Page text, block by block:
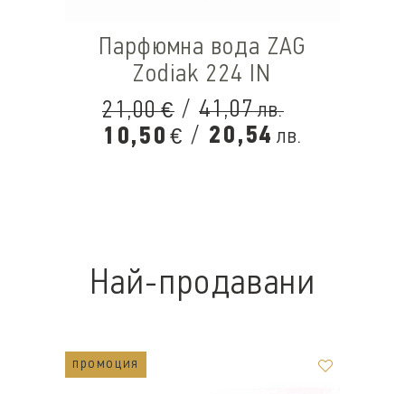
Парфюмна вода ZAG
Zodiak 224 IN
21,00€ / 41,07лв.
10,50 € / 20,54 лв.
Най-продавани
промоция